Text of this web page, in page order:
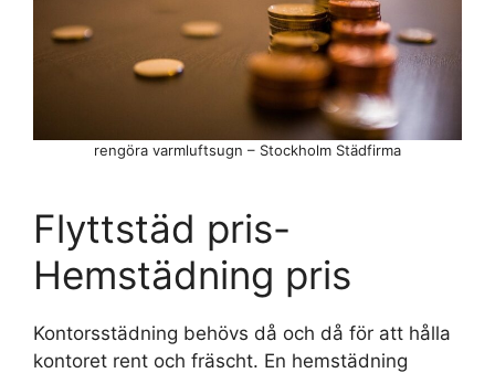
rengöra varmluftsugn – Stockholm Städfirma
Flyttstäd pris-
Hemstädning pris
Kontorsstädning behövs då och då för att hålla
kontoret rent och fräscht. En hemstädning